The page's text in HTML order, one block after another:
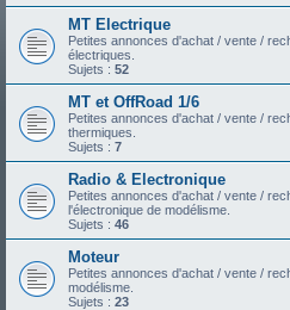
MT Electrique
Petites annonces d'achat / vente /
électriques.
Sujets : 52
MT et OffRoad 1/6
Petites annonces d'achat / vente /
thermiques.
Sujets : 7
Radio & Electronique
Petites annonces d'achat / vente /
l'électronique de modélisme.
Sujets : 46
Moteur
Petites annonces d'achat / vente /
modélisme.
Sujets : 23